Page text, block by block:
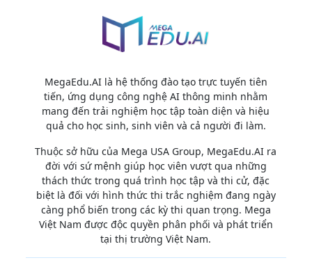
MegaEdu.AI là hệ thống đào tạo trực tuyến tiên
tiến, ứng dụng công nghệ AI thông minh nhằm
mang đến trải nghiệm học tập toàn diện và hiệu
quả cho học sinh, sinh viên và cả người đi làm.
Thuộc sở hữu của Mega USA Group, MegaEdu.AI ra
đời với sứ mệnh giúp học viên vượt qua những
thách thức trong quá trình học tập và thi cử, đặc
biệt là đối với hình thức thi trắc nghiệm đang ngày
càng phổ biến trong các kỳ thi quan trọng. Mega
Việt Nam được độc quyền phân phối và phát triển
tại thị trường Việt Nam.